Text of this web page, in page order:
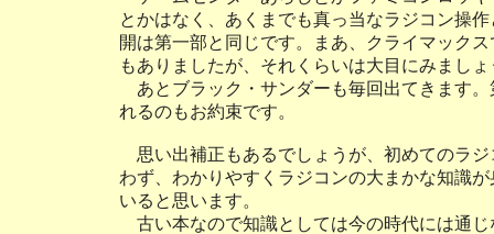
とかはなく、あくまでも真っ当なラジコン操
開は第一部と同じです。まあ、クライマック
もありましたが、それくらいは大目にみましょ
あとブラック・サンダーも毎回出てきます
れるのもお約束です。
思い出補正もあるでしょうが、初めてのラ
わず、わかりやすくラジコンの大まかな知識
いると思います。
古い本なので知識としては今の時代には通